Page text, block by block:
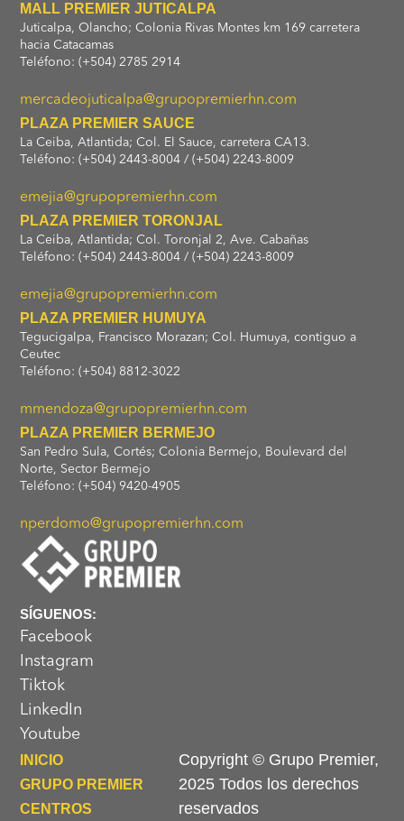
MALL PREMIER JUTICALPA
Juticalpa, Olancho; Colonia Rivas Montes km 169 carretera
hacia Catacamas
Teléfono: (+504) 2785 2914
mercadeojuticalpa@grupopremierhn.com
PLAZA PREMIER SAUCE
La Ceiba, Atlantida; Col. El Sauce, carretera CA13.
Teléfono: (+504) 2443-8004 / (+504) 2243-8009
emejia@grupopremierhn.com
PLAZA PREMIER TORONJAL
La Ceiba, Atlantida; Col. Toronjal 2, Ave. Cabañas
Teléfono: (+504) 2443-8004 / (+504) 2243-8009
emejia@grupopremierhn.com
PLAZA PREMIER HUMUYA
Tegucigalpa, Francisco Morazan; Col. Humuya, contiguo a
Ceutec
Teléfono: (+504) 8812-3022
mmendoza@grupopremierhn.com
PLAZA PREMIER BERMEJO
San Pedro Sula, Cortés; Colonia Bermejo, Boulevard del
Norte, Sector Bermejo
Teléfono: (+504) 9420-4905
nperdomo@grupopremierhn.com
SÍGUENOS:
Facebook
Instagram
Tiktok
LinkedIn
Youtube
INICIO
GRUPO PREMIER
CENTROS
Copyright © Grupo Premier,
2025 Todos los derechos
reservados